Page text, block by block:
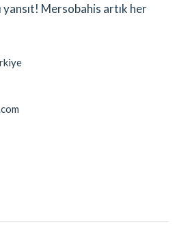
yansıt! Mersobahis artık her